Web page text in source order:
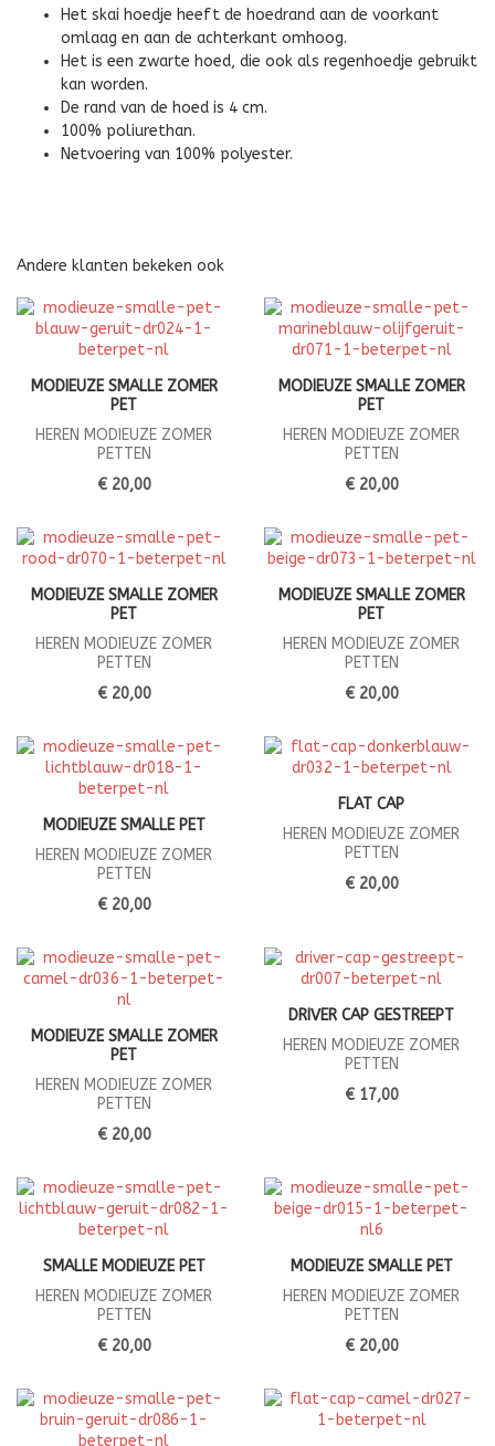
Het skai hoedje heeft de hoedrand aan de voorkant
omlaag en aan de achterkant omhoog.
Het is een zwarte hoed, die ook als regenhoedje gebruikt
kan worden.
De rand van de hoed is 4 cm.
100% poliurethan.
Netvoering van 100% polyester.
Andere klanten bekeken ook
MODIEUZE SMALLE ZOMER
PET
HEREN MODIEUZE ZOMER
PETTEN
€ 20,00
MODIEUZE SMALLE ZOMER
PET
HEREN MODIEUZE ZOMER
PETTEN
€ 20,00
MODIEUZE SMALLE ZOMER
PET
HEREN MODIEUZE ZOMER
PETTEN
€ 20,00
MODIEUZE SMALLE ZOMER
PET
HEREN MODIEUZE ZOMER
PETTEN
€ 20,00
MODIEUZE SMALLE PET
HEREN MODIEUZE ZOMER
PETTEN
€ 20,00
FLAT CAP
HEREN MODIEUZE ZOMER
PETTEN
€ 20,00
MODIEUZE SMALLE ZOMER
PET
HEREN MODIEUZE ZOMER
PETTEN
€ 20,00
DRIVER CAP GESTREEPT
HEREN MODIEUZE ZOMER
PETTEN
€ 17,00
SMALLE MODIEUZE PET
HEREN MODIEUZE ZOMER
PETTEN
€ 20,00
MODIEUZE SMALLE PET
HEREN MODIEUZE ZOMER
PETTEN
€ 20,00